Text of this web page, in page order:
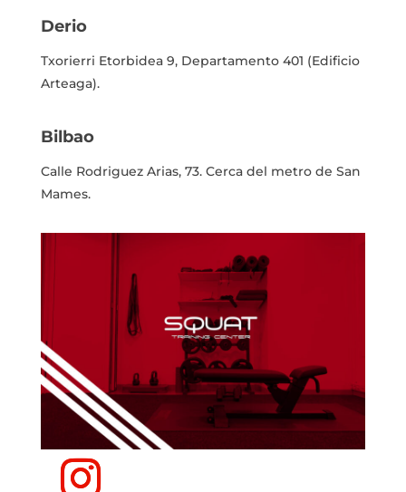
Derio
Txorierri Etorbidea 9, Departamento 401 (Edificio
Arteaga).
Bilbao
Calle Rodriguez Arias, 73. Cerca del metro de San
Mames.